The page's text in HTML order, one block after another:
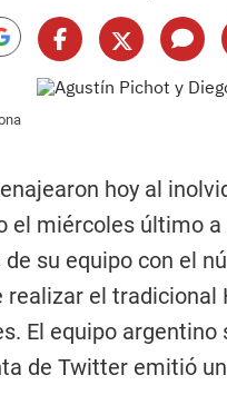
hoy al
el miércoles último
su equipo con el
realizar el
El equipo
de Twitter emitió